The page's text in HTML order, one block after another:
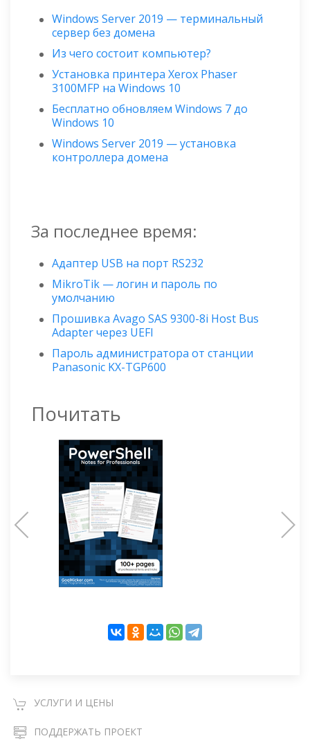
Windows Server 2019 — терминальный
сервер без домена
Из чего состоит компьютер?
Установка принтера Xerox Phaser
3100MFP на Windows 10
Бесплатно обновляем Windows 7 до
Windows 10
Windows Server 2019 — установка
контроллера домена
За последнее время:
Адаптер USB на порт RS232
MikroTik — логин и пароль по
умолчанию
Прошивка Avago SAS 9300-8i Host Bus
Adapter через UEFI
Пароль администратора от станции
Panasonic KX-TGP600
Почитать
УСЛУГИ И ЦЕНЫ
ПОДДЕРЖАТЬ ПРОЕКТ